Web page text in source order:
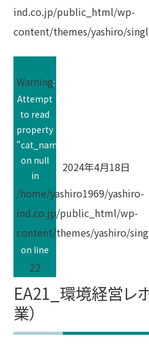
ind.co.jp/public_html/wp-
content/themes/yashiro/
Warning:
Attempt
to read
property
"cat_name"
on null
in
/home/yashiro1969/yashiro-
ind.co.jp/public_html/wp-
content/themes/yashiro/
on line
22
2024年4月18日
EA21_環境経営レ
業）